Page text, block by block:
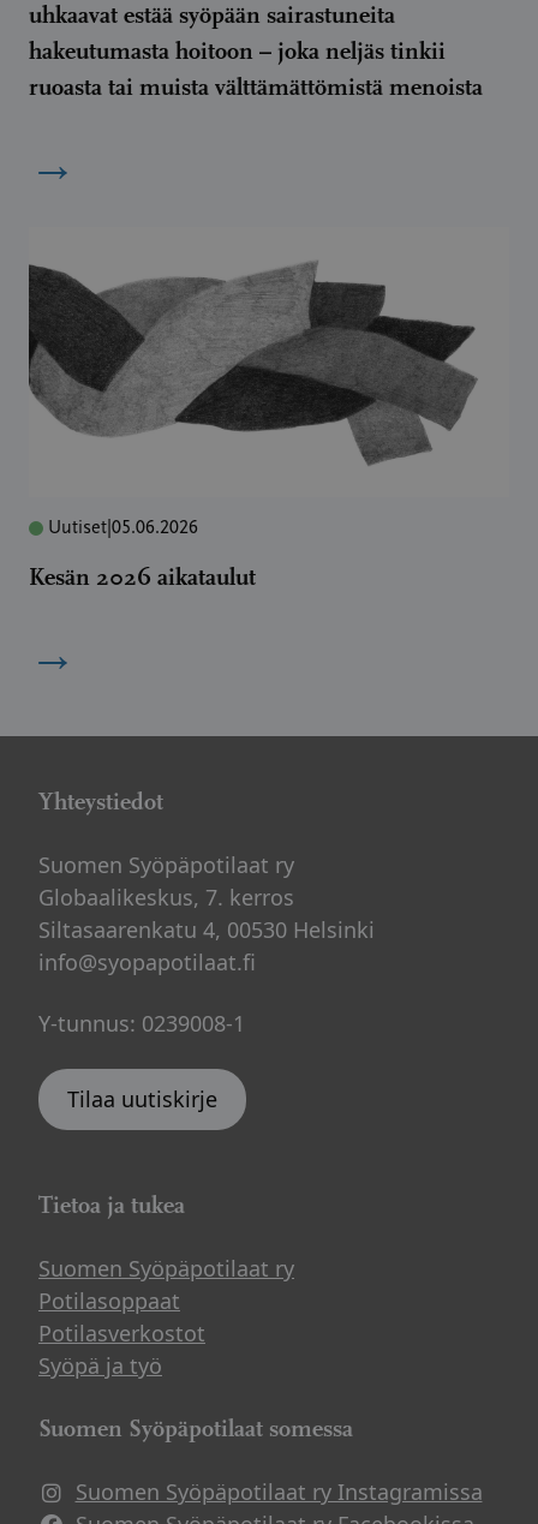
uhkaavat estää syöpään sairastuneita
hakeutumasta hoitoon – joka neljäs tinkii
ruoasta tai muista välttämättömistä menoista
→
Uutiset 05.06.2026
Kesän 2026 aikataulut
→
Yhteystiedot
Suomen Syöpäpotilaat ry
Globaalikeskus, 7. kerros
Siltasaarenkatu 4, 00530 Helsinki
info@syopapotilaat.fi
Y-tunnus: 0239008-1
Tilaa uutiskirje
Tietoa ja tukea
Suomen Syöpäpotilaat ry
Potilasoppaat
Potilasverkostot
Syöpä ja työ
Suomen Syöpäpotilaat somessa
Suomen Syöpäpotilaat ry Instagramissa